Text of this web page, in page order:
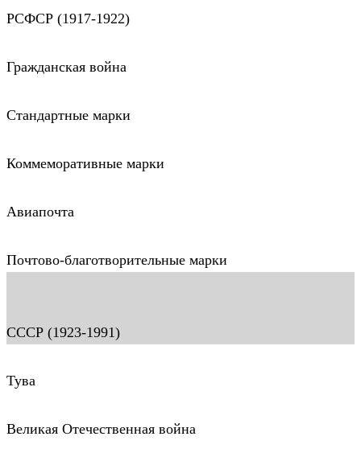
РСФСР (1917-1922)
Гражданская война
Стандартные марки
Коммеморативные марки
Авиапочта
Почтово-благотворительные марки
СССР (1923-1991)
Тува
Великая Отечественная война